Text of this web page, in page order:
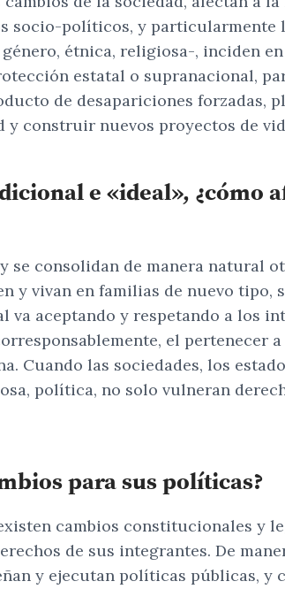
socio-políticos, y
étnica, religiosa-, inciden
estatal o supranacional,
de desapariciones forzadas,
y construir nuevos proyectos de
e «ideal», ¿cómo
se consolidan de manera natural
y vivan en familias de nuevo
aceptando y respetando a los
el pertenecer
Cuando las sociedades, los
política, no solo vulneran
para sus políticas?
cambios constitucionales y
de sus integrantes. De
y ejecutan políticas públicas,